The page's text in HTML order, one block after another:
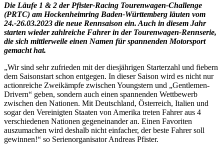
Die Läufe 1 & 2 der Pfister-Racing Tourenwagen-Challenge
(PRTC) am Hockenheimring Baden-Württemberg läuten vom
24.-26.03.2023 die neue Rennsaison ein. Auch in diesem Jahr
starten wieder zahlreiche Fahrer in der Tourenwagen-Rennserie,
die sich mittlerweile einen Namen für spannenden Motorsport
gemacht hat.
„Wir sind sehr zufrieden mit der diesjährigen Starterzahl und fiebern
dem Saisonstart schon entgegen. In dieser Saison wird es nicht nur
actionreiche Zweikämpfe zwischen Youngstern und „Gentlemen-
Drivern“ geben, sondern auch einen spannenden Wettbewerb
zwischen den Nationen. Mit Deutschland, Österreich, Italien und
sogar den Vereinigten Staaten von Amerika treten Fahrer aus 4
verschiedenen Nationen gegeneinander an. Einen Favoriten
auszumachen wird deshalb nicht einfacher, der beste Fahrer soll
gewinnen!“ so Serienorganisator Andreas Pfister.